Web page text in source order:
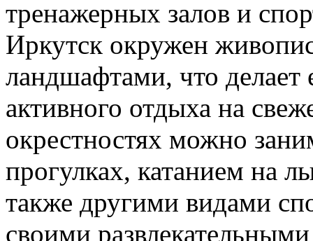
тренажерных залов и
Иркутск окружен
ландшафтами, что
активного отдыха на
окрестностях можно
прогулках, катанием на
также другими видами
своими